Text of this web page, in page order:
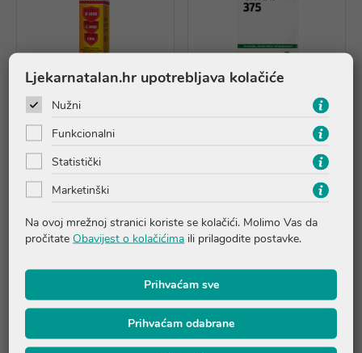
Forte D1000 C1000 cink,
Dodaj u košaricu
375 šumeće tablete,
Dodaj u košaricu
Ljekarnatalan.hr upotrebljava kolačiće
Nužni
Funkcionalni
Statistički
Marketinški
Na ovoj mrežnoj stranici koriste se kolačići. Molimo Vas da
pročitate Obavijest o kolačićima ili prilagodite postavke.
Prihvaćam sve
Prihvaćam odabrane